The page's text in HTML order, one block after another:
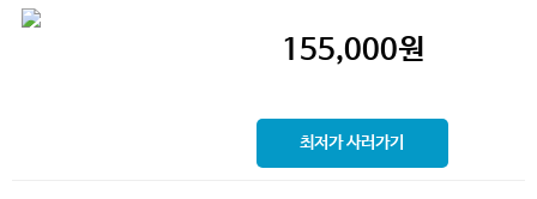
155,000원
최저가 사러가기